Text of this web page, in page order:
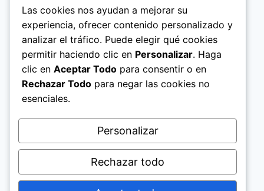
Las cookies nos ayudan a mejorar su
experiencia, ofrecer contenido personalizado y
analizar el tráfico. Puede elegir qué cookies
permitir haciendo clic en Personalizar. Haga
clic en Aceptar Todo para consentir o en
Rechazar Todo para negar las cookies no
esenciales.
Personalizar
Rechazar todo